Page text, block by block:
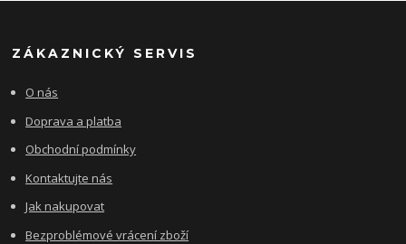
ZÁKAZNICKÝ SERVIS
O nás
Doprava a platba
Obchodní podmínky
Kontaktujte nás
Jak nakupovat
Bezproblémové vrácení zboží